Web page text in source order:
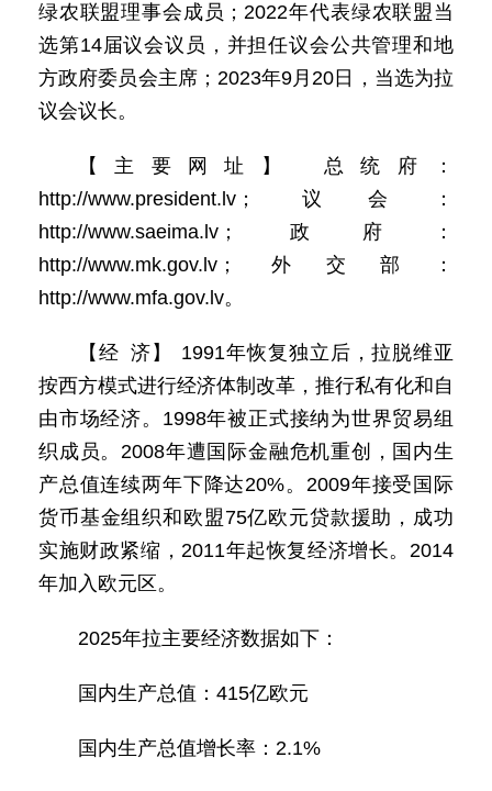
绿农联盟理事会成员；2022年代表绿农联盟当
选第14届议会议员，并担任议会公共管理和地
方政府委员会主席；2023年9月20日，当选为拉
议会议长。
【主要网址】 总统府：
http://www.president.lv；议会：
http://www.saeima.lv；政府：
http://www.mk.gov.lv；外交部：
http://www.mfa.gov.lv。
【经 济】 1991年恢复独立后，拉脱维亚
按西方模式进行经济体制改革，推行私有化和自
由市场经济。1998年被正式接纳为世界贸易组
织成员。2008年遭国际金融危机重创，国内生
产总值连续两年下降达20%。2009年接受国际
货币基金组织和欧盟75亿欧元贷款援助，成功
实施财政紧缩，2011年起恢复经济增长。2014
年加入欧元区。
2025年拉主要经济数据如下：
国内生产总值：415亿欧元
国内生产总值增长率：2.1%